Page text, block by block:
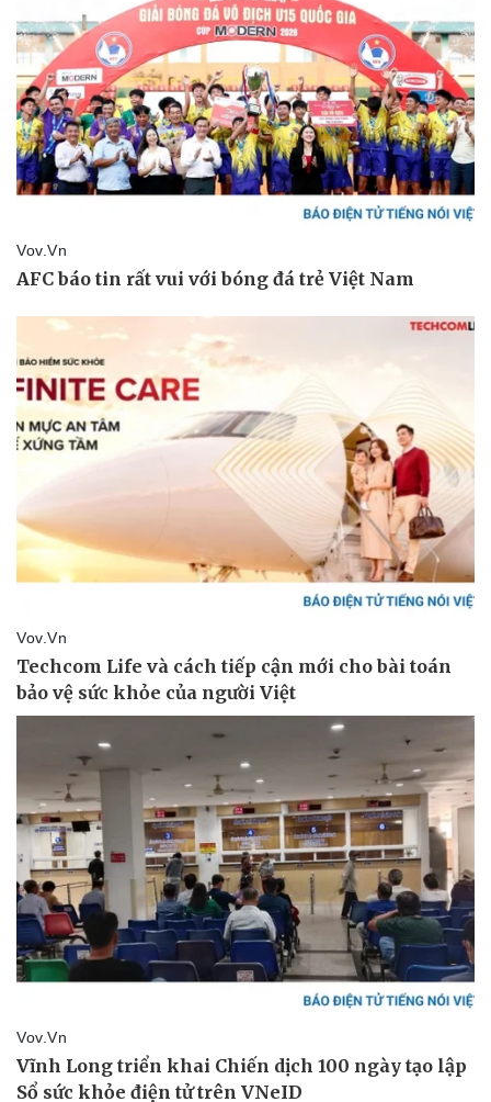
Thể thao
Bóng đá
Lịch thi đấu bóng đá
Thế giới thể thao
Hậu trường
Ô tô - Xe máy
Ô tô
Xe máy
Tư vấn